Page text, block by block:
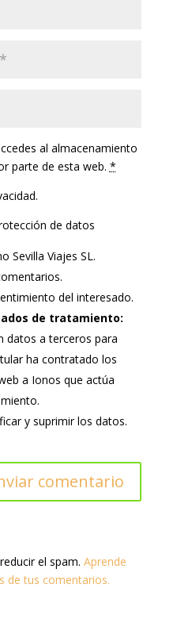
al almacenamiento
parte de esta web. *
de datos
Sevilla Viajes SL.
del interesado.
de tratamiento:
datos a terceros para
ha contratado los
a Ionos que actúa
y suprimir los datos.
el spam. Aprende
de tus comentarios.